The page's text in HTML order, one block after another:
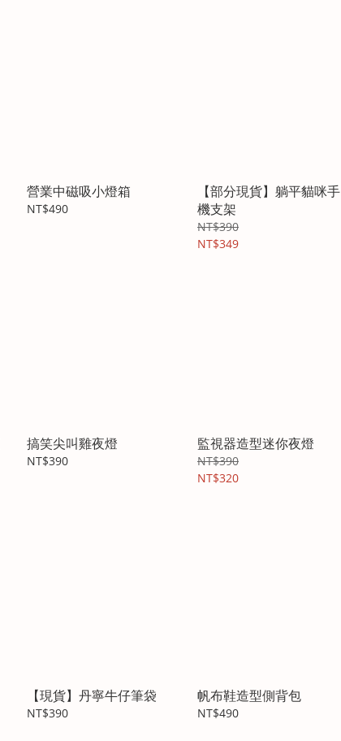
營業中磁吸小燈箱
NT$490
【部分現貨】躺平貓咪手
機支架
NT$390
NT$349
搞笑尖叫雞夜燈
NT$390
監視器造型迷你夜燈
NT$390
NT$320
【現貨】丹寧牛仔筆袋
NT$390
帆布鞋造型側背包
NT$490